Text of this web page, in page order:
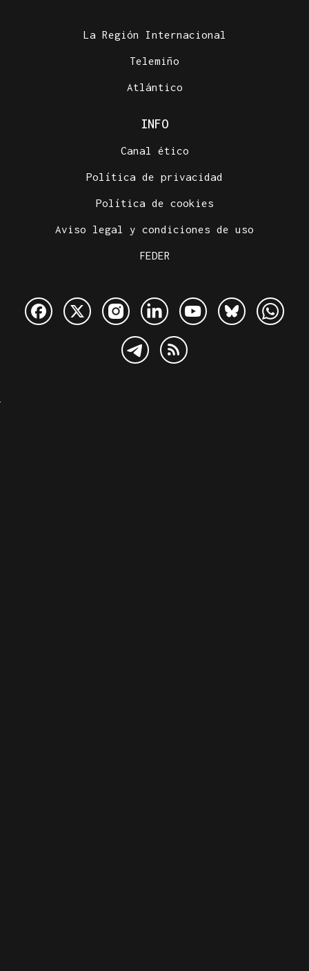
La Región Internacional
Telemiño
Atlántico
INFO
Canal ético
Política de privacidad
Política de cookies
Aviso legal y condiciones de uso
FEDER